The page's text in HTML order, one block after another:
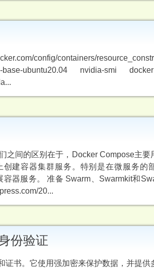
config/containers/
ubuntu20.04 nvidia-smi
之间的区别在于，Docker Compose主要
建容器集群服务。特别是在微服务的
器服务。 准备 Swarm、Swarmkit和
20...
份验证
书。它使用强加密来保护数据，并提供